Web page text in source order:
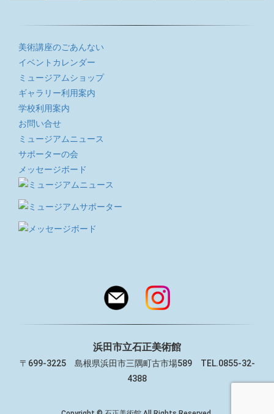
美術講座のごあんない
イベントカレンダー
ミュージアムショップ
ギャラリー利用案内
学校利用案内
お問い合せ
ミュージアムニュース
サポーターの会
メッセージボード
浜田市立石正美術館
〒699-3225 島根県浜田市三隅町古市場589 TEL.0855-32-
4388